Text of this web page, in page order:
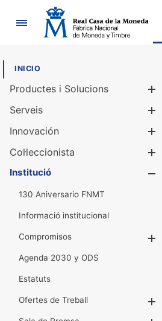
Navegació
INICIO
Productes i Solucions
Serveis
Innovación
Col·leccionista
Institució
130 Aniversario FNMT
Informació institucional
Compromisos
Agenda 2030 y ODS
Estatuts
Ofertes de Treball